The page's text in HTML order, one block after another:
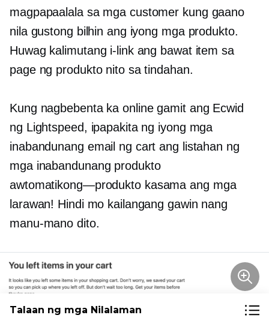
magpapaalala sa mga customer kung gaano
nila gustong bilhin ang iyong mga produkto.
Huwag kalimutang i-link ang bawat item sa
page ng produkto nito sa tindahan.
Kung nagbebenta ka online gamit ang Ecwid
ng Lightspeed, ipapakita ng iyong mga
inabandunang email ng cart ang listahan ng
mga inabandunang produkto
awtomatikong—produktokasama ang mga
larawan! Hindi mo kailangang gawin nang
manu-mano dito.
Talaan ng mga Nilalaman